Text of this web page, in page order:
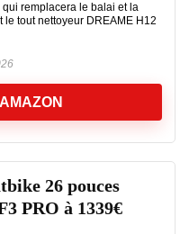
remplacera le balai et la
tout nettoyeur DREAME H12
26 pouces
PRO à 1339€